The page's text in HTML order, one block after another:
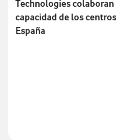
Technologies
capacidad de los
España